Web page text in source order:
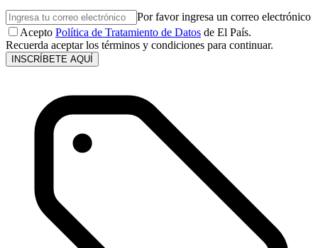
Por favor ingresa un correo electrónico
Acepto Política de Tratamiento de Datos de El País.
Recuerda aceptar los términos y condiciones para continuar.
INSCRÍBETE AQUÍ